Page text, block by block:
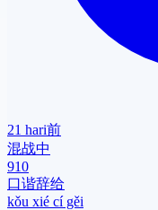
21 hari前
混战中
910
口谐辞给
kǒu xié cí gěi